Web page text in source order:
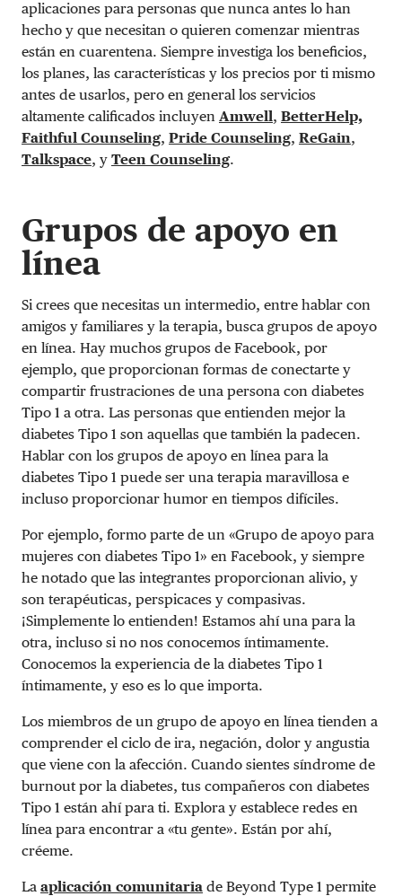
aplicaciones para personas que nunca antes lo han
hecho y que necesitan o quieren comenzar mientras
están en cuarentena. Siempre investiga los beneficios,
los planes, las características y los precios por ti mismo
antes de usarlos, pero en general los servicios
altamente calificados incluyen Amwell, BetterHelp,
Faithful Counseling, Pride Counseling, ReGain,
Talkspace, y Teen Counseling.
Grupos de apoyo en
línea
Si crees que necesitas un intermedio, entre hablar con
amigos y familiares y la terapia, busca grupos de apoyo
en línea. Hay muchos grupos de Facebook, por
ejemplo, que proporcionan formas de conectarte y
compartir frustraciones de una persona con diabetes
Tipo 1 a otra. Las personas que entienden mejor la
diabetes Tipo 1 son aquellas que también la padecen.
Hablar con los grupos de apoyo en línea para la
diabetes Tipo 1 puede ser una terapia maravillosa e
incluso proporcionar humor en tiempos difíciles.
Por ejemplo, formo parte de un «Grupo de apoyo para
mujeres con diabetes Tipo 1» en Facebook, y siempre
he notado que las integrantes proporcionan alivio, y
son terapéuticas, perspicaces y compasivas.
¡Simplemente lo entienden! Estamos ahí una para la
otra, incluso si no nos conocemos íntimamente.
Conocemos la experiencia de la diabetes Tipo 1
íntimamente, y eso es lo que importa.
Los miembros de un grupo de apoyo en línea tienden a
comprender el ciclo de ira, negación, dolor y angustia
que viene con la afección. Cuando sientes síndrome de
burnout por la diabetes, tus compañeros con diabetes
Tipo 1 están ahí para ti. Explora y establece redes en
línea para encontrar a «tu gente». Están por ahí,
créeme.
La aplicación comunitaria de Beyond Type 1 permite